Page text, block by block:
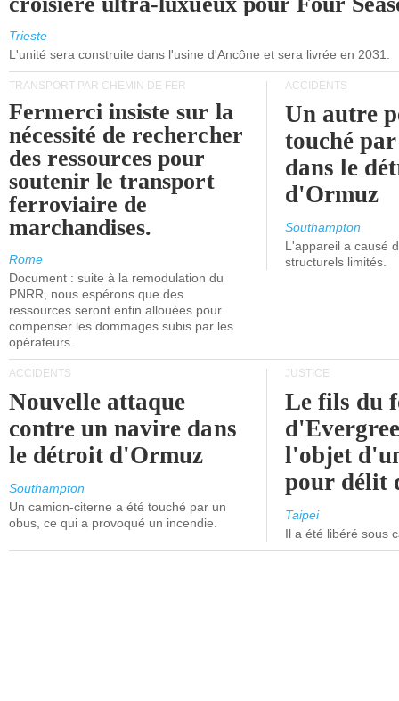
Trieste
L'unité sera construite dans l'usine d'Ancône et sera livrée en 2031.
TRANSPORT PAR CHEMIN DE FER
Fermerci insiste sur la
nécessité de rechercher
des ressources pour
soutenir le transport
ferroviaire de
marchandises.
Rome
Document : suite à la remodulation du
PNRR, nous espérons que des
ressources seront enfin allouées pour
compenser les dommages subis par les
opérateurs.
ACCIDENTS
Un autre
touché
dans le
d'Ormuz
Southampton
L'appareil a causé
structurels limités.
ACCIDENTS
Nouvelle attaque
contre un navire dans
le détroit d'Ormuz
Southampton
Un camion-citerne a été touché par un
obus, ce qui a provoqué un incendie.
JUSTICE
Le fils du
l'objet
pour délit
Taipei
Il a été libéré sous